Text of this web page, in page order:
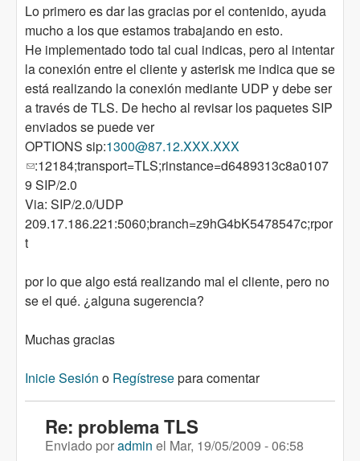
Lo primero es dar las gracias por el contenido, ayuda
mucho a los que estamos trabajando en esto.
He implementado todo tal cual indicas, pero al intentar
la conexión entre el cliente y asterisk me indica que se
está realizando la conexión mediante UDP y debe ser
a través de TLS. De hecho al revisar los paquetes SIP
enviados se puede ver
OPTIONS sip:1300@87.12.XXX.XXX
(link sends e-mail)
:12184;transport=TLS;rinstance=d6489313c8a0107
9 SIP/2.0
Via: SIP/2.0/UDP
209.17.186.221:5060;branch=z9hG4bK5478547c;rpor
t
por lo que algo está realizando mal el cliente, pero no
se el qué. ¿alguna sugerencia?
Muchas gracias
Inicie Sesión o Regístresepara comentar
Re: problema TLS
Enviado poradmin el Mar, 19/05/2009 - 06:58